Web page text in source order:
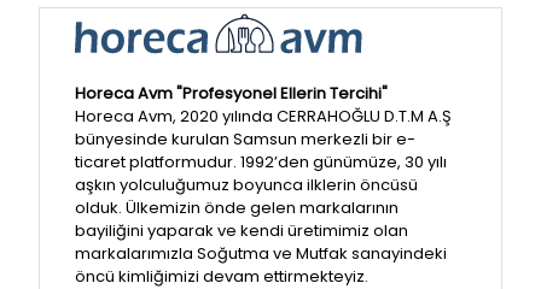
Horeca Avm "Profesyonel Ellerin Tercihi"
Horeca Avm, 2020 yılında CERRAHOĞLU D.T.M A.Ş
bünyesinde kurulan Samsun merkezli bir e-
ticaret platformudur. 1992’den günümüze, 30 yılı
aşkın yolculuğumuz boyunca ilklerin öncüsü
olduk. Ülkemizin önde gelen markalarının
bayiliğini yaparak ve kendi üretimimiz olan
markalarımızla Soğutma ve Mutfak sanayindeki
öncü kimliğimizi devam ettirmekteyiz.